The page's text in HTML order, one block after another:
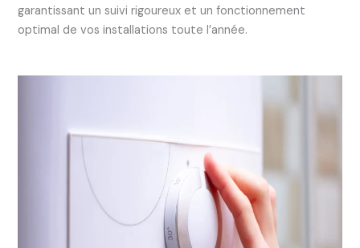
garantissant un suivi rigoureux et un fonctionnement
optimal de vos installations toute l’année.